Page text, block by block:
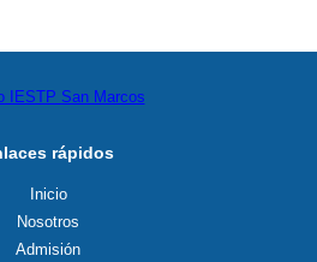
rápidos
Inicio
Nosotros
Admisión